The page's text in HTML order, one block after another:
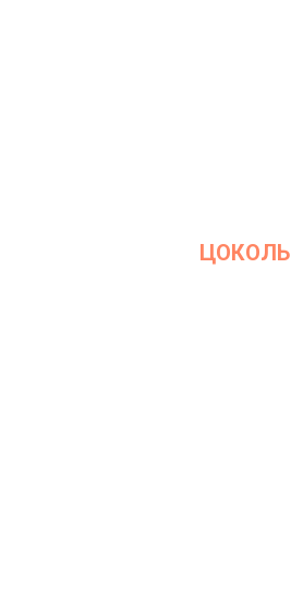
ЦОКОЛЬ